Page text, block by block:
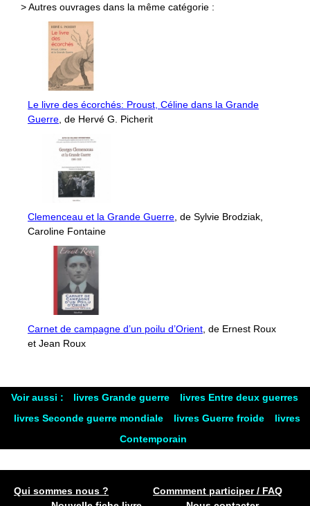
> Autres ouvrages dans la même catégorie :
Le livre des écorchés: Proust, Céline dans la Grande
Guerre, de Hervé G. Picherit
Clemenceau et la Grande Guerre, de Sylvie Brodziak,
Caroline Fontaine
Carnet de campagne d’un poilu d’Orient, de Ernest Roux
et Jean Roux
Voir aussi : livres Grande guerre
livres Entre deux guerres
livres Seconde guerre mondiale
livres Guerre froide
livres
Contemporain
Qui sommes nous ?
Commment participer / FAQ